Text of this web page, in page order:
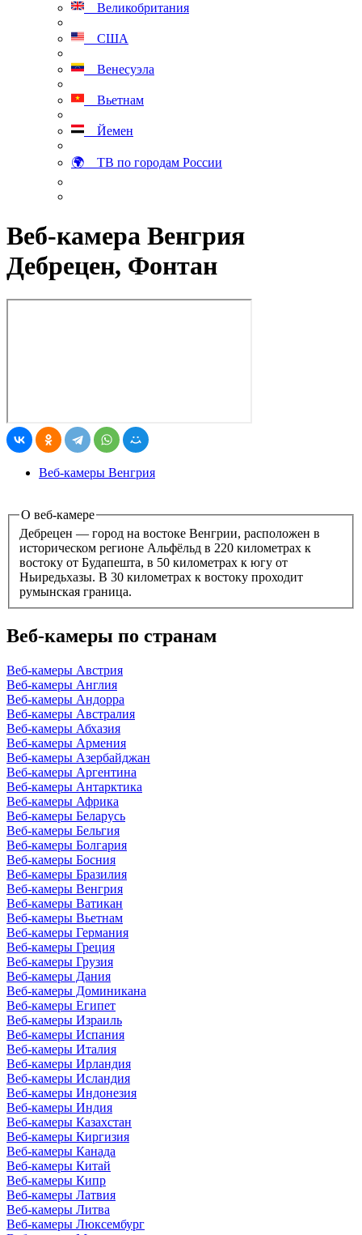
Великобритания
США
Венесуэла
Вьетнам
Йемен
🌍 ТВ по городам России
Веб-камера Венгрия
Дебрецен, Фонтан
Веб-камеры Венгрия
О веб-камере
Дебрецен — город на востоке Венгрии, расположен в
историческом регионе Альфёльд в 220 километрах к
востоку от Будапешта, в 50 километрах к югу от
Ньиредьхазы. В 30 километрах к востоку проходит
румынская граница.
Веб-камеры по странам
Веб-камеры Австрия
Веб-камеры Англия
Веб-камеры Андорра
Веб-камеры Австралия
Веб-камеры Абхазия
Веб-камеры Армения
Веб-камеры Азербайджан
Веб-камеры Аргентина
Веб-камеры Антарктика
Веб-камеры Африка
Веб-камеры Беларусь
Веб-камеры Бельгия
Веб-камеры Болгария
Веб-камеры Босния
Веб-камеры Бразилия
Веб-камеры Венгрия
Веб-камеры Ватикан
Веб-камеры Вьетнам
Веб-камеры Германия
Веб-камеры Греция
Веб-камеры Грузия
Веб-камеры Дания
Веб-камеры Доминикана
Веб-камеры Египет
Веб-камеры Израиль
Веб-камеры Испания
Веб-камеры Италия
Веб-камеры Ирландия
Веб-камеры Исландия
Веб-камеры Индонезия
Веб-камеры Индия
Веб-камеры Казахстан
Веб-камеры Киргизия
Веб-камеры Канада
Веб-камеры Китай
Веб-камеры Кипр
Веб-камеры Латвия
Веб-камеры Литва
Веб-камеры Люксембург